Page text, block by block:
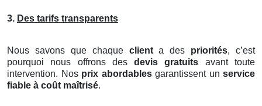
3. Des tarifs transparents
Nous savons que chaque clienta des priorités, c’est
pourquoi nous offrons desdevis gratuits avant toute
intervention. Nos prix abordablesgarantissent un service
fiable à coût maîtrisé.